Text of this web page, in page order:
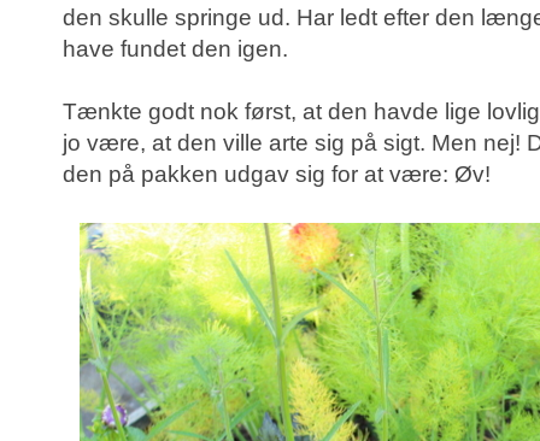
den skulle springe ud. Har ledt efter den
have fundet den igen.
Tænkte godt nok først, at den havde lige
jo være, at den ville arte sig på sigt. Men nej!
den på pakken udgav sig for at være: Øv!